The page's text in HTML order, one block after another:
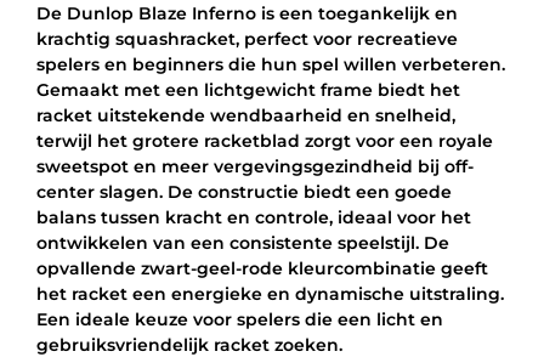
ZWART
/
aantal
De Dunlop Blaze Inferno is een toegankelijk en
krachtig squashracket, perfect voor recreatieve
spelers en beginners die hun spel willen verbeteren.
Gemaakt met een lichtgewicht frame biedt het
racket uitstekende wendbaarheid en snelheid,
terwijl het grotere racketblad zorgt voor een royale
sweetspot en meer vergevingsgezindheid bij off-
center slagen. De constructie biedt een goede
balans tussen kracht en controle, ideaal voor het
ontwikkelen van een consistente speelstijl. De
opvallende zwart-geel-rode kleurcombinatie geeft
het racket een energieke en dynamische uitstraling.
Een ideale keuze voor spelers die een licht en
gebruiksvriendelijk racket zoeken.